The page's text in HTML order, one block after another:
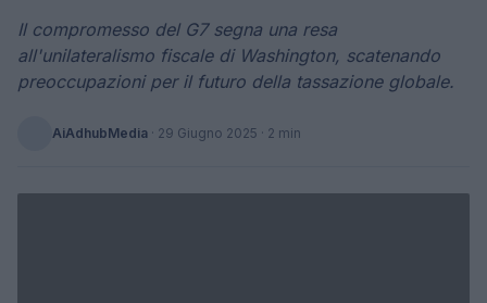
Il compromesso del G7 segna una resa
all'unilateralismo fiscale di Washington, scatenando
preoccupazioni per il futuro della tassazione globale.
AiAdhubMedia · 29 Giugno 2025 · 2 min